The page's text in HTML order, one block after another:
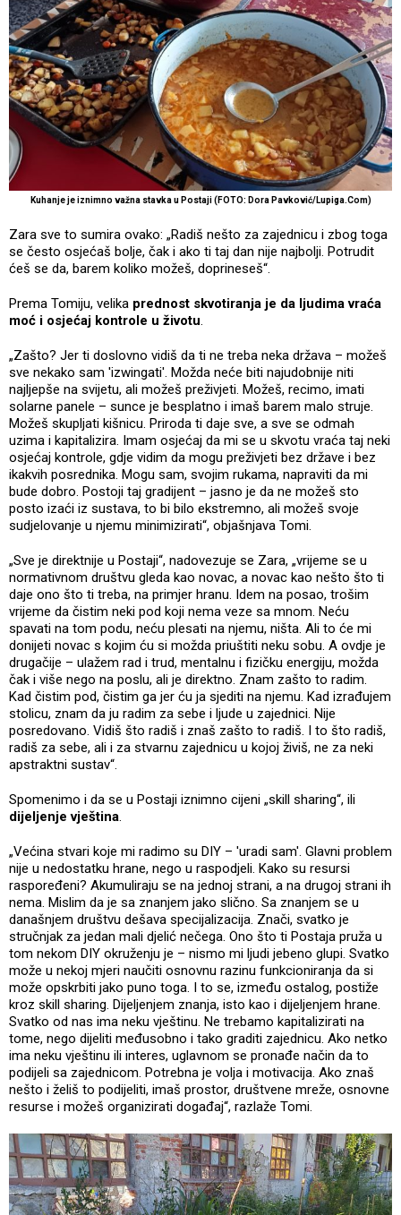
Kuhanje je iznimno važna stavka u Postaji (FOTO: Dora Pavković/Lupiga.Com)
Zara sve to sumira ovako: „Radiš nešto za zajednicu i zbog toga
se često osjećaš bolje, čak i ako ti taj dan nije najbolji. Potrudit
ćeš se da, barem koliko možeš, doprineseš“.
Prema Tomiju, velika prednost skvotiranja je da ljudima vraća
moć i osjećaj kontrole u životu.
„Zašto? Jer ti doslovno vidiš da ti ne treba neka država – možeš
sve nekako sam 'izwingati'. Možda neće biti najudobnije niti
najljepše na svijetu, ali možeš preživjeti. Možeš, recimo, imati
solarne panele – sunce je besplatno i imaš barem malo struje.
Možeš skupljati kišnicu. Priroda ti daje sve, a sve se odmah
uzima i kapitalizira. Imam osjećaj da mi se u skvotu vraća taj neki
osjećaj kontrole, gdje vidim da mogu preživjeti bez države i bez
ikakvih posrednika. Mogu sam, svojim rukama, napraviti da mi
bude dobro. Postoji taj gradijent – jasno je da ne možeš sto
posto izaći iz sustava, to bi bilo ekstremno, ali možeš svoje
sudjelovanje u njemu minimizirati“, objašnjava Tomi.
„Sve je direktnije u Postaji“, nadovezuje se Zara, „vrijeme se u
normativnom društvu gleda kao novac, a novac kao nešto što ti
daje ono što ti treba, na primjer hranu. Idem na posao, trošim
vrijeme da čistim neki pod koji nema veze sa mnom. Neću
spavati na tom podu, neću plesati na njemu, ništa. Ali to će mi
donijeti novac s kojim ću si možda priuštiti neku sobu. A ovdje je
drugačije – ulažem rad i trud, mentalnu i fizičku energiju, možda
čak i više nego na poslu, ali je direktno. Znam zašto to radim.
Kad čistim pod, čistim ga jer ću ja sjediti na njemu. Kad izrađujem
stolicu, znam da ju radim za sebe i ljude u zajednici. Nije
posredovano. Vidiš što radiš i znaš zašto to radiš. I to što radiš,
radiš za sebe, ali i za stvarnu zajednicu u kojoj živiš, ne za neki
apstraktni sustav“.
Spomenimo i da se u Postaji iznimno cijeni „skill sharing“, ili
dijeljenje vještina.
„Većina stvari koje mi radimo su DIY – 'uradi sam'. Glavni problem
nije u nedostatku hrane, nego u raspodjeli. Kako su resursi
raspoređeni? Akumuliraju se na jednoj strani, a na drugoj strani ih
nema. Mislim da je sa znanjem jako slično. Sa znanjem se u
današnjem društvu dešava specijalizacija. Znači, svatko je
stručnjak za jedan mali djelić nečega. Ono što ti Postaja pruža u
tom nekom DIY okruženju je – nismo mi ljudi jebeno glupi. Svatko
može u nekoj mjeri naučiti osnovnu razinu funkcioniranja da si
može opskrbiti jako puno toga. I to se, između ostalog, postiže
kroz skill sharing. Dijeljenjem znanja, isto kao i dijeljenjem hrane.
Svatko od nas ima neku vještinu. Ne trebamo kapitalizirati na
tome, nego dijeliti međusobno i tako graditi zajednicu. Ako netko
ima neku vještinu ili interes, uglavnom se pronađe način da to
podijeli sa zajednicom. Potrebna je volja i motivacija. Ako znaš
nešto i želiš to podijeliti, imaš prostor, društvene mreže, osnovne
resurse i možeš organizirati događaj“, razlaže Tomi.